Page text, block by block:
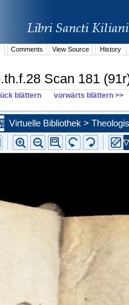
Comments View Source History
Scan 181
blättern vorwärts blättern >>